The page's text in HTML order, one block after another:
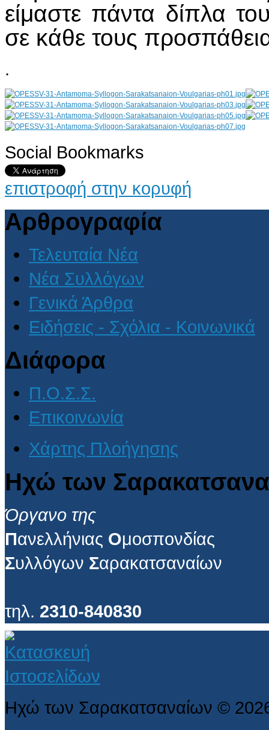
είμαστε πάντα δίπλα
σε κάθε τους
.
AdmirorGallery 4.5.0, author/s Vasiljevski& Kekeljevic
Social Bookmarks
επιστροφή στην κορυφή
Αρθρογραφία
Τελευταία Νέα
Νέα Συλλόγων
Γενικά Άρθρα
Ειδήσεις - Σχόλια - Κοινωνικά
Διάφορα
Π.Ο.Σ.Σ.
Επικοινωνία
Χάρτης Πλοήγησης
Ηχώ των
Όργανο της
Πανελλήνιας Ομοσπονδίας
Συλλόγων Σαρακατσαναίων
τηλ. 2310-840830
Ηχώ των Σαρακατσαναίων ©